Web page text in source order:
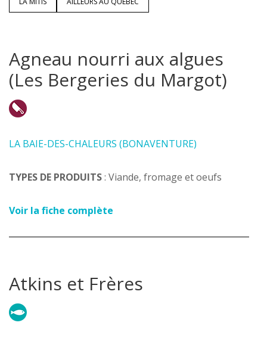
Agneau nourri aux algues
(Les Bergeries du Margot)
LA BAIE-DES-CHALEURS (BONAVENTURE)
TYPES DE PRODUITS: Viande, fromage et oeufs
Voir la fiche complète
Atkins et Frères